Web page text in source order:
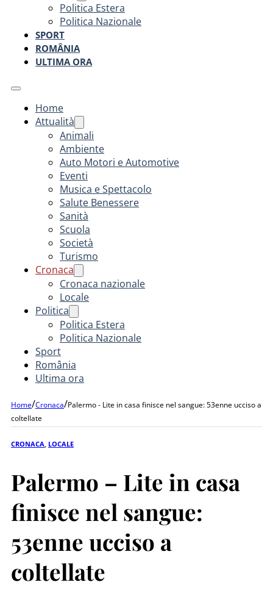
Politica Estera
Politica Nazionale
SPORT
ROMÂNIA
ULTIMA ORA
Home
Attualità
Animali
Ambiente
Auto Motori e Automotive
Eventi
Musica e Spettacolo
Salute Benessere
Sanità
Scuola
Società
Turismo
Cronaca
Cronaca nazionale
Locale
Politica
Politica Estera
Politica Nazionale
Sport
România
Ultima ora
Home/Cronaca/Palermo - Lite in casa finisce nel sangue: 53enne ucciso a
coltellate
CRONACA LOCALE
Palermo – Lite in casa
finisce nel sangue:
53enne ucciso a
coltellate